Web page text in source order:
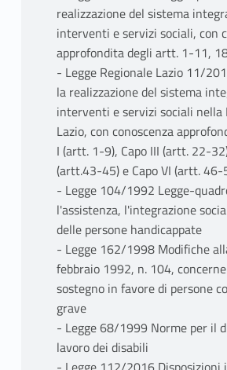
realizzazione del sistema
interventi e servizi sociali, con
approfondita degli artt. 1-11,
- Legge Regionale Lazio 11/
la realizzazione del sistema
interventi e servizi sociali nella
Lazio, con conoscenza
I (artt. 1-9), Capo III (artt. 22-
(artt.43-45) e Capo VI (artt. 46-
- Legge 104/1992 Legge-
l'assistenza, l'integrazione
delle persone handicappate
- Legge 162/1998 Modifiche
febbraio 1992, n. 104,
sostegno in favore di persone
grave
- Legge 68/1999 Norme per il
lavoro dei disabili